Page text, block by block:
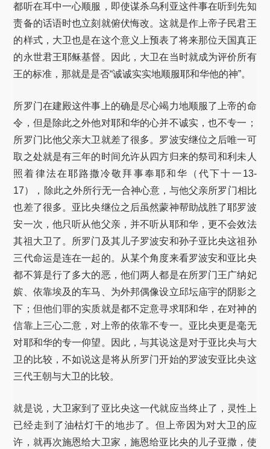
都听在耳中一心顺服，即使谋杀乌利亚这件事在听到先知
责备的话语时也立刻就俯伏悔改。这就是作上帝子民君王
的样式，大卫也是在这个意义上预表了将来那位天国真正
的永世君王耶稣基督。因此，大卫在当时就成为评价所有
王的标准，那就是是否“诚诚实实地顺服耶和华他的神”。
所罗门在建殿这件事上的确是尽心竭力地顺服了上帝的命
令，但是除此之外他对耶和华的心并不诚实，也不专一；
所罗门比他父亲大卫就差了很多。罗波安继位之后唯一可
取之处就是有三年的时间允许从四方归来的祭司和利未人
照着律法在耶路撒冷敬拜事奉耶和华（代下十一13-
17），除此之外所行无一合神心意，与他父亲所罗门相比
也差了很多。亚比央继位之后虽然蒙神帮助战胜了耶罗波
安一次，他只听从他父亲，并不听从耶和华，更不会效法
其祖大卫了。所罗门及其儿子罗波安和孙子亚比央这祖孙
三代命运是连在一起的。从某个角度来看罗波安和亚比央
都不算是行了多大的恶，他们两人都是在所罗门王广纳妃
嫔、依靠埃及的车马、为外邦偶像设立邱坛庙宇的阴影之
下；但他们罪的实质就是都不定意寻求耶和华，在对神的
信靠上三心二意，对上帝的依靠不专一。亚比央更是毫无
对耶和华的专一仰望。因此，与其说这是对于亚比央与大
卫的比较，不如说这是将从所罗门开始的罗波安亚比央这
三代王朝与大卫的比较。
就是说，大卫家到了亚比央这一代就应当终止了，灵性上
已经走到了油枯灯干的地步了。但上帝因为对大卫的应
许，就再次施恩给大卫家，施恩给亚比央的儿子亚撒，使